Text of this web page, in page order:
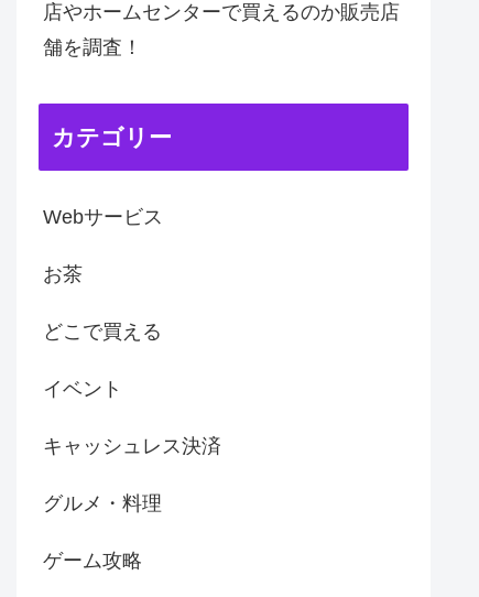
店やホームセンターで買えるのか販売店
舗を調査！
カテゴリー
Webサービス
お茶
どこで買える
イベント
キャッシュレス決済
グルメ・料理
ゲーム攻略